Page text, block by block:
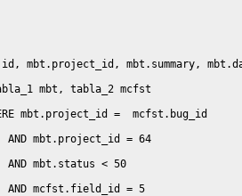
mbt.project_id, mbt.summary,
mbt, tabla_2 mcfst
=  mcfst.bug_id
= 64
< 50
= 5